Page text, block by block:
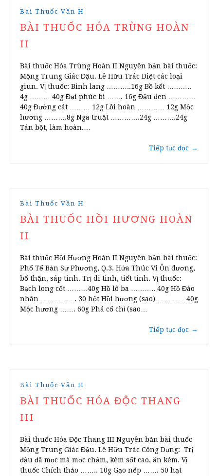
Bài Thuốc Vần H
BÀI THUỐC HÓA TRÙNG HOÀN
II
Bài thuốc Hóa Trùng Hoàn II Nguyên bản bài thuốc:
Mộng Trung Giác Đậu. Lê Hữu Trác Diệt các loại
giun. Vị thuốc: Binh lang ………..16g Bồ kết ………..
4g ……… 40g Đại phúc bì ……. 16g Đậu đen …………
40g Đường cát ……… 12g Lôi hoàn ………… 12g Mộc
hương ……….8g Nga truật ………….24g ……….24g
Tán bột, làm hoàn.…
Tiếp tục đọc →
Bài Thuốc Vần H
BÀI THUỐC HỒI HƯƠNG HOÀN
II
Bài thuốc Hồi Hương Hoàn II Nguyên bản bài thuốc:
Phổ Tế Bản Sự Phương, Q.3. Hứa Thúc Vi Ôn dương,
bổ thận, sáp tinh. Trị di tinh, tiết tinh. Vị thuốc:
Bạch long cốt ………40g Hồ lô ba ……….. 40g Hồ Đào
nhân ……………. 30 hột Hồi hương (sao) ………… 40g
Mộc hương ……. 60g Phá cố chỉ (sao…
Tiếp tục đọc →
Bài Thuốc Vần H
BÀI THUỐC HÓA ĐỘC THANG
III
Bài thuốc Hóa Độc Thang III Nguyên bản bài thuốc
Mộng Trung Giác Đậu. Lê Hữu Trác Công Dụng: Trị
đậu đã mọc mà mọc chậm, kèm sốt cao, ăn kém. Vị
thuốc Chích thảo …….. 10g Gạo nếp ……. 50 hạt